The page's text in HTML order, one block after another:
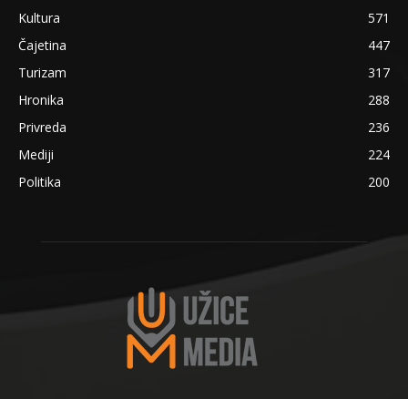
Kultura
571
Čajetina
447
Turizam
317
Hronika
288
Privreda
236
Mediji
224
Politika
200